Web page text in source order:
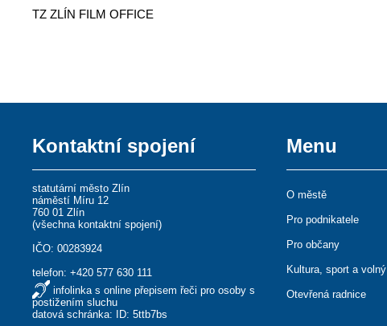
TZ ZLÍN FILM OFFICE
Kontaktní spojení
statutární město Zlín
náměstí Míru 12
760 01 Zlín
(všechna kontaktní spojení)
IČO: 00283924
telefon:+420 577 630 111
infolinka s online přepisem řeči pro osoby s
postižením sluchu
datová schránka: ID: 5ttb7bs
Menu
O městě
Pro podnikatele
Pro občany
Kultura, sport a
Otevřená radnice